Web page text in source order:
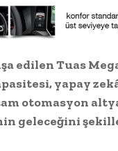
edilen Tuas
yapay
otomasyon
geleceğini